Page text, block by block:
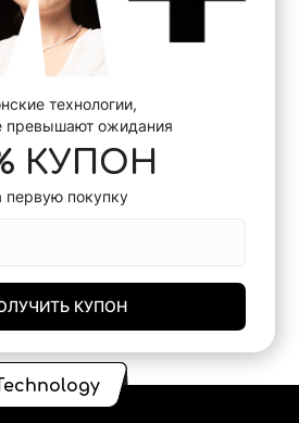
технологии,
превышают ожидания
КУПОН
первую покупку
КУПОН